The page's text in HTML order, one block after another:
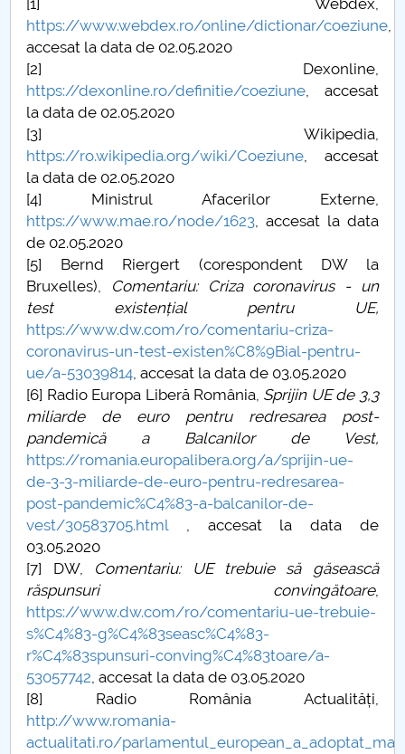
[1] Webdex,
https://www.webdex.ro/online/dictionar/coeziune,
accesat la data de 02.05.2020
[2] Dexonline,
https://dexonline.ro/definitie/coeziune, accesat
la data de 02.05.2020
[3] Wikipedia,
https://ro.wikipedia.org/wiki/Coeziune, accesat
la data de 02.05.2020
[4] Ministrul Afacerilor Externe,
https://www.mae.ro/node/1623, accesat la data
de 02.05.2020
[5] Bernd Riergert (corespondent DW la
Bruxelles),
Comentariu: Criza coronavirus - un
test existențial pentru UE,
https://www.dw.com/ro/comentariu-criza-
coronavirus-un-test-existen%C8%9Bial-pentru-
ue/a-53039814, accesat la data de 03.05.2020
[6] Radio Europa Liberă România, Sprijin UE de 3,3
miliarde de euro pentru redresarea post-
pandemică a Balcanilor de Vest,
https://romania.europalibera.org/a/sprijin-ue-
de-3-3-miliarde-de-euro-pentru-redresarea-
post-pandemic%C4%83-a-balcanilor-de-
vest/30583705.html, accesat la data de
03.05.2020
[7] DW, Comentariu: UE trebuie să găsească
răspunsuri convingătoare,
https://www.dw.com/ro/comentariu-ue-trebuie-
s%C4%83-g%C4%83seasc%C4%83-
r%C4%83spunsuri-conving%C4%83toare/a-
53057742, accesat la data de 03.05.2020
[8] Radio România Actualități,
http://www.romania-
actualitati.ro/